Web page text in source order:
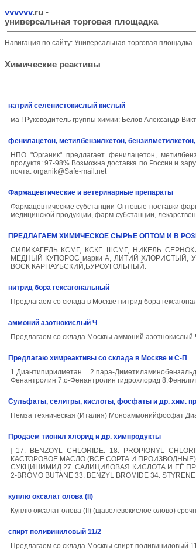
vvvvvv.ru -
универсальная торговая площадка
Навигация по сайту: Универсальная торговая площадка -
Химические реактивы
натрий селенистокислый кислый
ма ! Руководитель группы химии: Белов Александр
фенилацетон, метилбензилкетон,
НПО "Органик" предлагает фенилацетон,
продукта: 97-98% Возможна доставка по России и
почта: organik@Safe-mail.net
Фармацевтические и ветеринарные препараты
Фармацевтические субстанции Оптовые поставки
медицинской продукции, фарм-субстанции,
ПРЕДЛАГАЕМ ХИМИЧЕСКОЕ СЫРЬЁ ОПТОМ И В
СИЛИКАГЕЛЬ КСМГ, КСКГ. ШСМГ, НИКЕЛЬ
МЕДНЫЙ КУПОРОС марки А, ЛИТИЙ ХЛОРИСТЫЙ,
ВОСК КАРНАУБСКИЙ,БУРОУГОЛЬНЫЙ.
нитрид бора гексагональный
Предлагаем со склада в Москве нитрид бора
аммоний азотнокислый Ч
Предлагаем со склада Москвы аммоний азотнокислый
Предлагаю химреактивы со склада в Москве и С-П
1.Диантипирилметан 2.пара-
Фенантролин 7.о-Фенантролин гидрохлорид
Сульфаты, селитры, кислоты, фосфаты и др. хим.
Пемза техническая (Италия) Моноаммонийфосфат
Продаем тионил хлорид и др. химпродукты
] 17. BENZOYL CHLORIDE. 18. PROPIONYL
КАСТОРОВОЕ МАСЛО (ВСЕ СОРТА И ПРОИЗВОДНЫЕ).
СУКЦИНИМИД 27. САЛИЦИЛОВАЯ КИСЛОТА И ЕЁ
2-BROMO BUTANE 33. BENZYL BROMIDE 34.
куплю оксалат олова (II)
Куплю оксалат олова (II) (щавелевокислое олово)
спирт поливиниловый 11/2
Предлагаем со склада Москвы спирт поливиниловый